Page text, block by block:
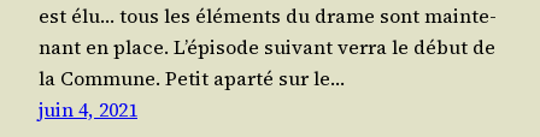
est élu… tous les élé­ments du drame sont main­te­
nant en place. L’épisode sui­vant ver­ra le début de
la Commune. Petit apar­té sur le…
juin 4, 2021